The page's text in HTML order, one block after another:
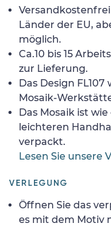
Länder der EU,
möglich.
Ca.10 bis 15
zur Lieferung.
Das Design
Mosaik-
Das Mosaik ist
leichteren
verpackt.
Lesen Sie unsere
VERLEGUNG
Öffnen Sie das
es mit dem Motiv